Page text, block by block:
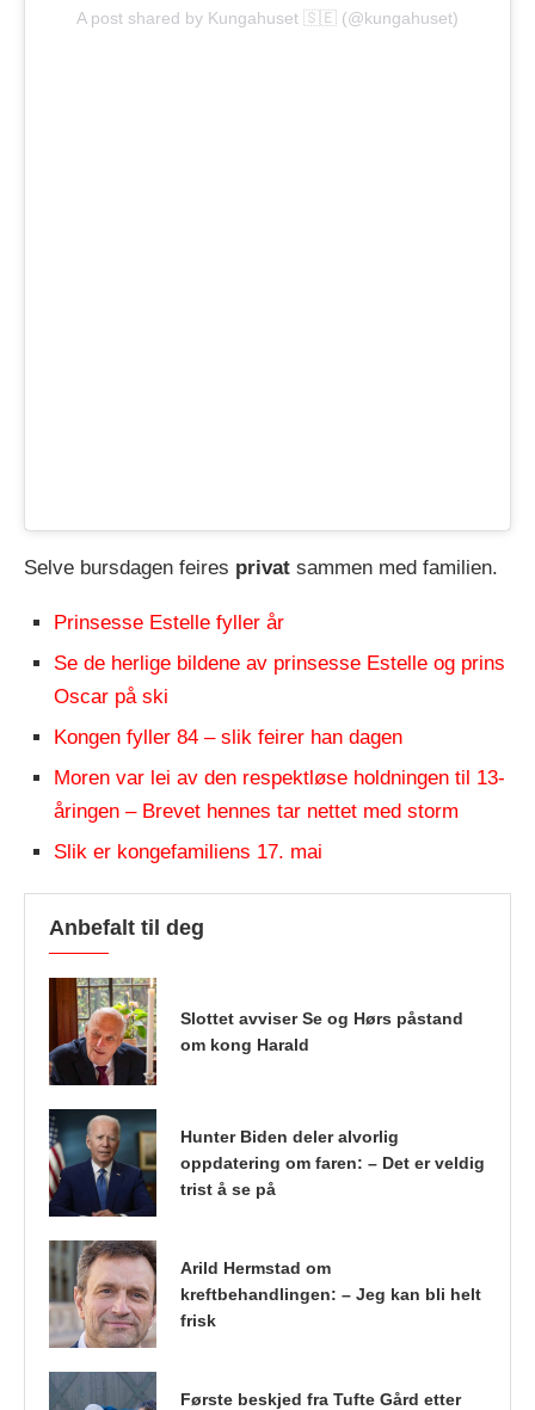
A post shared by Kungahuset 🇸🇪 (@kungahuset)
Selve bursdagen feires privat sammen med familien.
Prinsesse Estelle fyller år
Se de herlige bildene av prinsesse Estelle og prins
Oscar på ski
Kongen fyller 84 – slik feirer han dagen
Moren var lei av den respektløse holdningen til 13-
åringen – Brevet hennes tar nettet med storm
Slik er kongefamiliens 17. mai
Anbefalt til deg
Slottet avviser Se og Hørs påstand
om kong Harald
Hunter Biden deler alvorlig
oppdatering om faren: – Det er veldig
trist å se på
Arild Hermstad om
kreftbehandlingen: – Jeg kan bli helt
frisk
Første beskjed fra Tufte Gård etter